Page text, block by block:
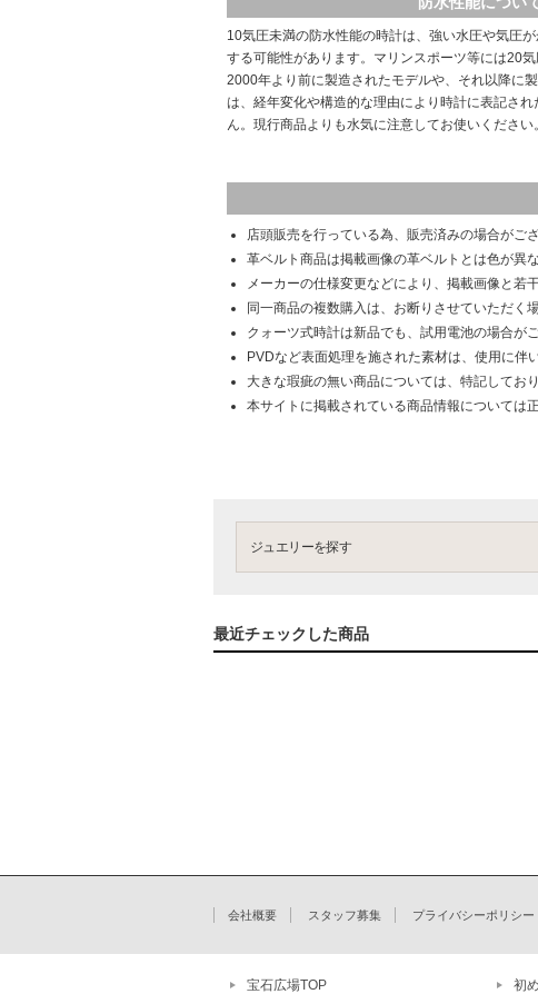
10気圧未満の防水性能の時計は、強い水圧や気圧
する可能性があります。マリンスポーツ等には20気
2000年より前に製造されたモデルや、それ以降に
は、経年変化や構造的な理由により時計に表記さ
ん。現行商品よりも水気に注意してお使いください。
店頭販売を行っている為、販売済みの場合がござ
革ベルト商品は掲載画像の革ベルトとは色が異
メーカーの仕様変更などにより、掲載画像と若
同一商品の複数購入は、お断りさせていただく
クォーツ式時計は新品でも、試用電池の場合が
PVDなど表面処理を施された素材は、使用に伴
大きな瑕疵の無い商品については、特記してお
本サイトに掲載されている商品情報については
ジュエリーを探す
最近チェックした商品
会社概要 スタッフ募集 プライバシーポリシー
宝石広場TOP 初